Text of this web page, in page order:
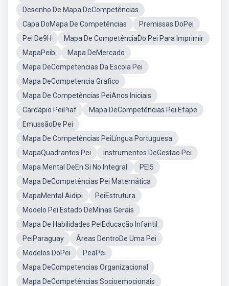
Desenho De Mapa DeCompetências
Capa DoMapa De Competências
Premissas DoPei
Pei De9H
Mapa De CompetênciaDo Pei Para Imprimir
MapaPeib
Mapa DeMercado
Mapa DeCompetencias Da Escola Pei
Mapa DeCompetencia Grafico
Mapa De Competências PeiAnos Iniciais
Cardápio PeiPiaf
Mapa DeCompetências Pei Efape
EmussãoDe Pei
Mapa De Competências PeiLíngua Portuguesa
MapaQuadrantes Pei
Instrumentos DeGestao Pei
Mapa Mental DeEn Si No Integral
PEI5
Mapa DeCompetências Pei Matemática
MapaMental Aidipi
PeiEstrutura
Modelo Pei Estado DeMinas Gerais
Mapa De Habilidades PeiEducação Infantil
PeiParaguay
Áreas DentroDe Uma Pei
Modelos DoPei
PeaPei
Mapa DeCompetencias Organizacional
Mapa DeCompetências Socioemocionais